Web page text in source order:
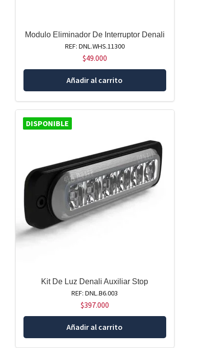
Modulo Eliminador De Interruptor Denali
REF: DNL.WHS.11300
$49.000
Añadir al carrito
DISPONIBLE
Kit De Luz Denali Auxiliar Stop
REF: DNL.B6.003
$397.000
Añadir al carrito